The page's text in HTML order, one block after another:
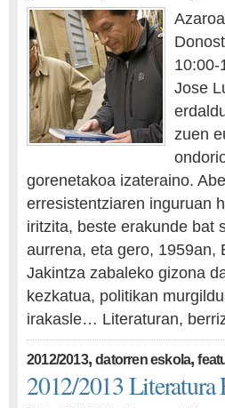
10:00-
Jose
zuen
gorenetakoa izateraino.
erresistentziaren inguruan
iritzita, beste erakunde bat
aurrena, eta gero, 1959an,
Jakintza zabaleko gizona
kezkatua, politikan
irakasle… Literaturan,
2012/2013,datorren eskola,
2012/2013 Literatura